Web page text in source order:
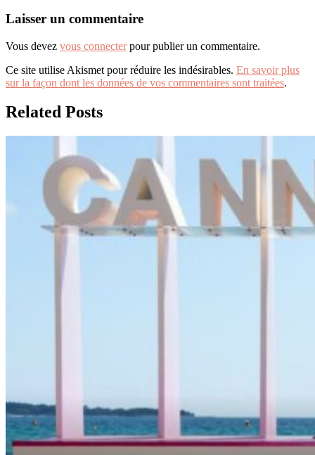
Laisser un commentaire
Vous devez vous connecterpour publier un commentaire.
Ce site utilise Akismet pour réduire les indésirables. En savoir plus
sur la façon dont les données de vos commentaires sont traitées.
Related Posts